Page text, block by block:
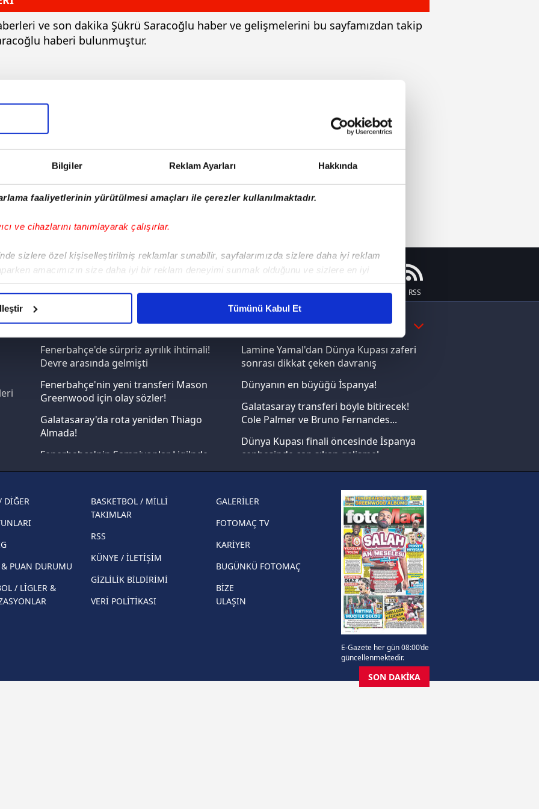
Bilgiler Reklam Ayarları Hakkında
faaliyetlerinin yürütülmesi amaçları ile çerezler kullanılmaktadır.
ve cihazlarını tanımlayarak çalışırlar.
sizlere özel kişiselleştirilmiş reklamlar sunabilir, sayfalarımızda sizlere daha iyi reklam
amacımızın size daha iyi bir reklam deneyimi sunmak olduğunu ve sizlere en iyi
gelen çabayı gösterdiğimizi ve bu noktada, reklamların maliyetlerimizi karşılamak
için İnternet Sitemizde kendimize ve üçüncü kişilere ait çerezler kullanılmaktadır. Bu
verileriniz işlenmekte olup gerekli olan çerezler bilgi toplumu hizmetlerinin sunulması
çerezler, sitemizin daha işlevsel kılınması ve kişiselleştirilmesi ve sizlere yönelik
amaçlarıyla sınırlı olarak açık rızanız dahilinde kullanılacaktır.
yer alan panel vasıtasıyla belirleyebilirsiniz. Çerezlere ilişkin detaylı bilgi için Ayarlar
Kanunu uyarınca hazırlanmış Aydınlatma Metnimizi okumak ve sitemizde ilgili
Tümünü Kabul Et
ve son dakika Şükrü Saracoğlu haber ve gelişmelerini bu sayfamızdan takip
haberi bulunmuştur.
Salı
iPhone Android iPad Facebook X NSosyal Instagram Flipboard Youtube RSS
DAHA FAZLA
Fenerbahçe'de sürpriz ayrılık ihtimali!
Devre arasında gelmişti
Fenerbahçe'nin yeni transferi Mason
Greenwood için olay sözler!
Galatasaray'da rota yeniden Thiago
Almada!
Fenerbahçe'nin Şampiyonlar Ligi'nde
İspanya-Arjantin finalinin ardından dış
basından gündem olan manşetler!
Beşiktaş'ın UEFA Avrupa Ligi'nde 3. Ön
Eleme Turu muhtemel rakipleri belli oldu!
Lamine Yamal'dan Dünya Kupası zaferi
sonrası dikkat çeken davranış
Dünyanın en büyüğü İspanya!
Galatasaray transferi böyle bitirecek!
Cole Palmer ve Bruno Fernandes...
Dünya Kupası finali öncesinde İspanya
cephesinde can sıkan gelişme!
2026 FIFA Dünya Kupası'nı kazanana
şampiyonluk yüzüğü verilecek
Hernan Crespo, Meksika Ligi
ekiplerinden Atlas'ın yeni teknik
DİĞER
& PUAN DURUMU
/ LİGLER &
BASKETBOL / MİLLİ
TAKIMLAR
RSS
KÜNYE / İLETİŞİM
GİZLİLİK BİLDİRİMİ
VERİ POLİTİKASI
GALERİLER
FOTOMAÇ TV
KARİYER
BUGÜNKÜ FOTOMAÇ
BİZE
ULAŞIN
E-Gazete her gün 08:00’de
güncellenmektedir.
SON DAKİKA